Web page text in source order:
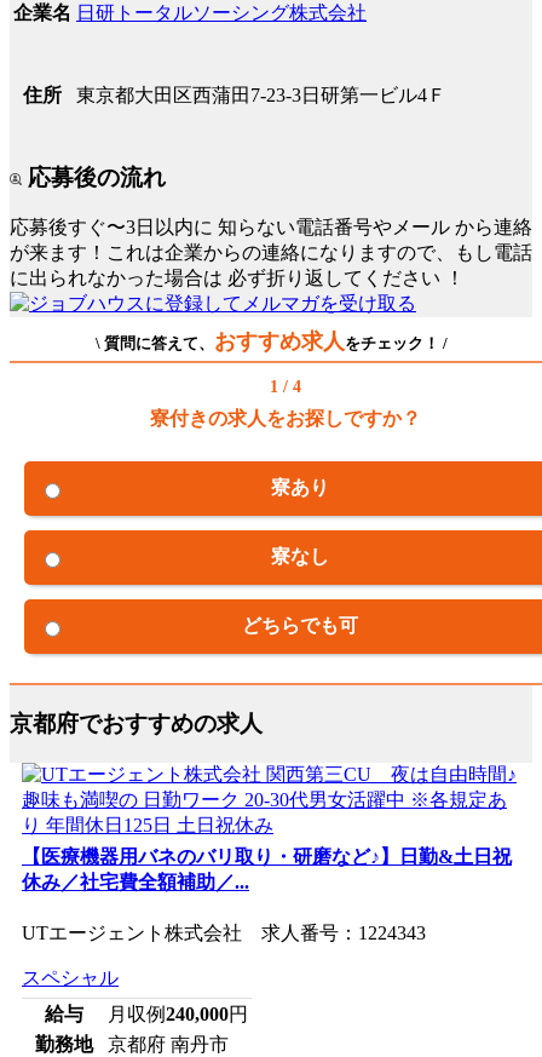
企業名 日研トータルソーシング株式会社
住所 東京都大田区西蒲田7-23-3日研第一ビル4Ｆ
応募後の流れ
応募後すぐ〜3日以内に 知らない電話番号やメール から連絡
が来ます！これは企業からの連絡になりますので、もし電話
に出られなかった場合は 必ず折り返してください ！
\ 質問に答えて、 おすすめ求人をチェック！ /
1 / 4
寮付きの求人をお探しですか？
寮あり
寮なし
どちらでも可
京都府でおすすめの求人
【医療機器用バネのバリ取り・研磨など♪】日勤&土日祝
休み／社宅費全額補助／...
UTエージェント株式会社 求人番号：1224343
スペシャル
給与
月収例240,000円
勤務地
京都府 南丹市